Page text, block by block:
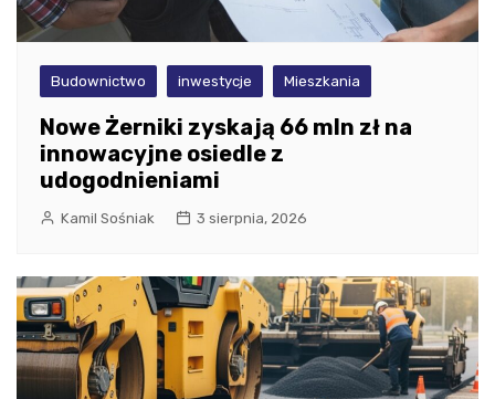
Budownictwo inwestycje Mieszkania
Nowe Żerniki zyskają 66 mln zł na
innowacyjne osiedle z
udogodnieniami
Kamil Sośniak 3 sierpnia, 2026